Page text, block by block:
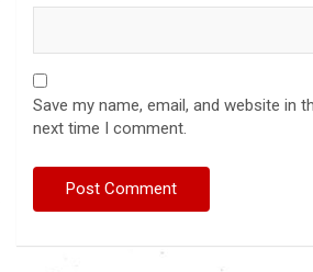
Save my name, email, and website in
next time I comment.